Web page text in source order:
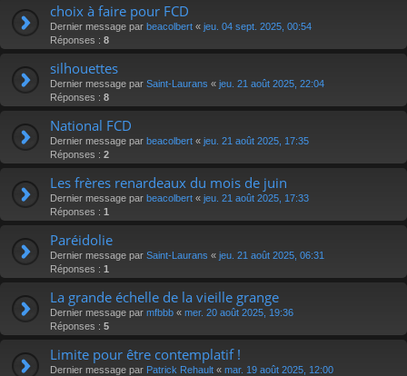
choix à faire pour FCD
Dernier message par beacolbert « jeu. 04 sept. 2025, 00:54
Réponses : 8
silhouettes
Dernier message par Saint-Laurans « jeu. 21 août 2025, 22:04
Réponses : 8
National FCD
Dernier message par beacolbert « jeu. 21 août 2025, 17:35
Réponses : 2
Les frères renardeaux du mois de juin
Dernier message par beacolbert « jeu. 21 août 2025, 17:33
Réponses : 1
Paréidolie
Dernier message par Saint-Laurans « jeu. 21 août 2025, 06:31
Réponses : 1
La grande échelle de la vieille grange
Dernier message par mfbbb « mer. 20 août 2025, 19:36
Réponses : 5
Limite pour être contemplatif !
Dernier message par Patrick Rehault « mar. 19 août 2025, 12:00